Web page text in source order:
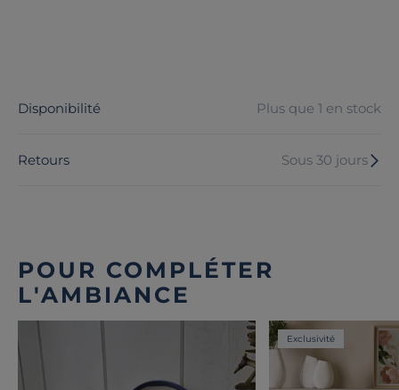
Disponibilité Plus que 1 en stock
Retours Sous 30 jours
POUR COMPLÉTER
L'AMBIANCE
Exclusivité